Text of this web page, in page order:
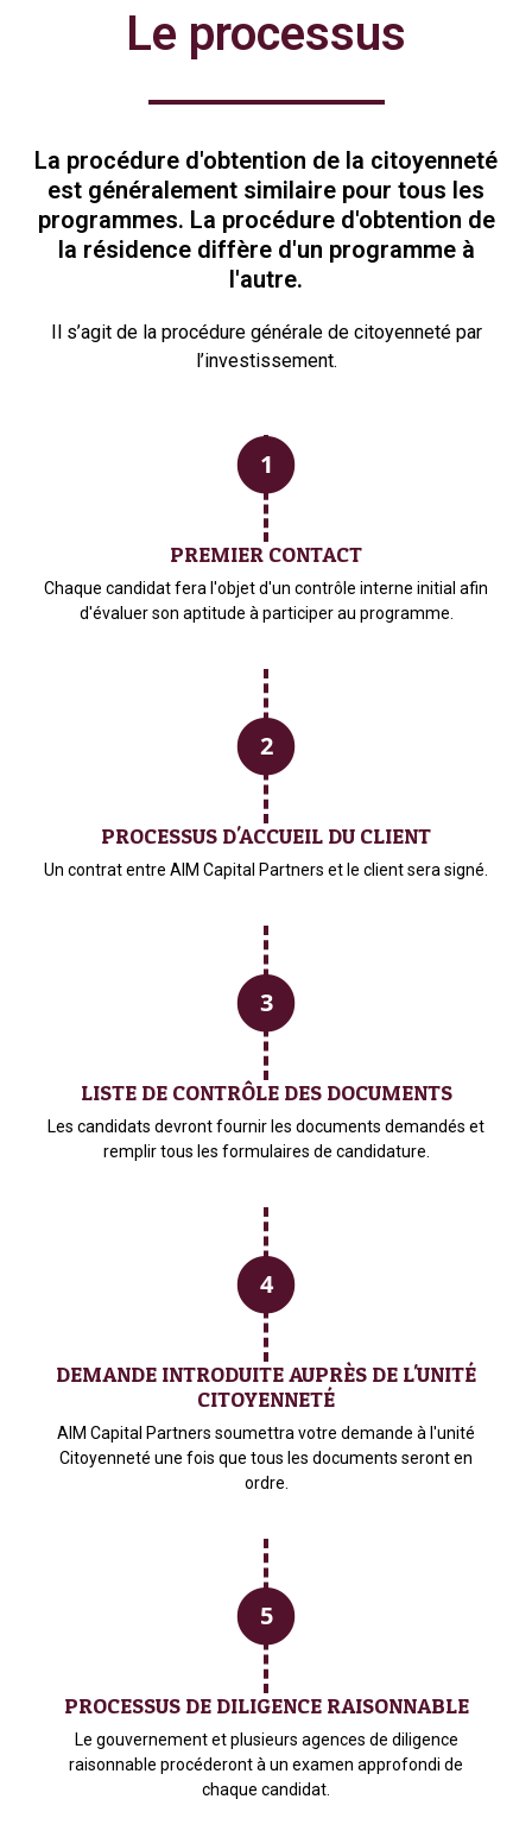
Le processus
La procédure d'obtention de la citoyenneté
est généralement similaire pour tous les
programmes. La procédure d'obtention de
la résidence diffère d'un programme à
l'autre.
Il s’agit de la procédure générale de citoyenneté par
l’investissement.
PREMIER CONTACT
Chaque candidat fera l'objet d'un contrôle interne initial afin
d'évaluer son aptitude à participer au programme.
PROCESSUS D'ACCUEIL DU CLIENT
Un contrat entre AIM Capital Partners et le client sera signé.
LISTE DE CONTRÔLE DES DOCUMENTS
Les candidats devront fournir les documents demandés et
remplir tous les formulaires de candidature.
DEMANDE INTRODUITE AUPRÈS DE L'UNITÉ
CITOYENNETÉ
AIM Capital Partners soumettra votre demande à l'unité
Citoyenneté une fois que tous les documents seront en
ordre.
PROCESSUS DE DILIGENCE RAISONNABLE
Le gouvernement et plusieurs agences de diligence
raisonnable procéderont à un examen approfondi de
chaque candidat.